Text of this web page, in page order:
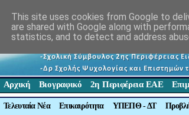
Αρχική Βιογραφικό 2η Περιφέρεια ΕΑΕ
Τελευταία Νέα Επικαιρότητα ΥΠΕΠΘ - ΔΤ
This site uses cookies from Google to
are shared with Google along with
statistics, and to detect and address